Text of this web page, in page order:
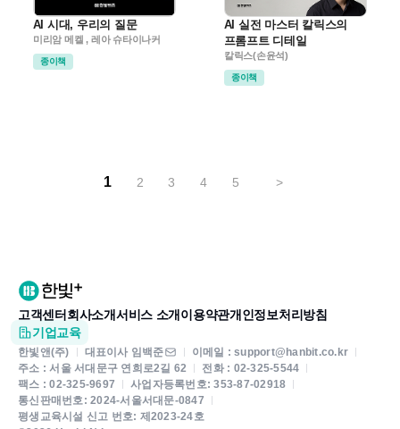
AI 시대, 우리의 질문
미리암 메켈 , 레아 슈타이나커
종이책
AI 실전 마스터 칼릭스의
프롬프트 디테일
칼릭스(손윤석)
종이책
1 2 3 4 5 >
고객센터 회사소개서비스 소개 이용약관개인정보처리방침
기업교육
한빛앤(주) 대표이사 임백준
이메일 : support@hanbit.co.kr
주소 : 서울 서대문구 연희로2길 62
전화 : 02-325-5544
팩스 : 02-325-9697
사업자등록번호: 353-87-02918
통신판매번호: 2024-서울서대문-0847
평생교육시설 신고 번호: 제2023-24호